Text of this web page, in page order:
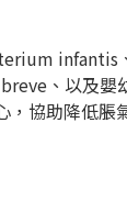
infantis
、以及嬰
，協助降低脹